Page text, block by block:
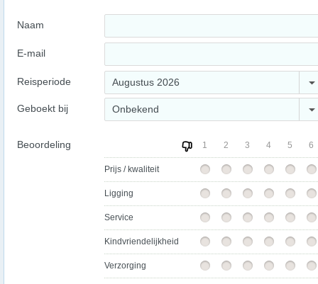
Naam
E-mail
Reisperiode Augustus 2026
Geboekt bij Onbekend
Beoordeling 1 2 3 4 5 6
Prijs / kwaliteit
Ligging
Service
Kindvriendelijkheid
Verzorging